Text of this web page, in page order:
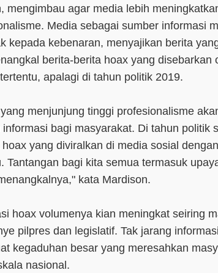
mengimbau agar media lebih
Media sebagai sumber informasi
kepada kebenaran, menyajikan berita
berita-berita hoax yang disebarkan
apalagi di tahun politik 2019.
menjunjung tinggi profesionalisme
informasi bagi masyarakat. Di tahun politik
hoax yang diviralkan di media sosial
Tantangan bagi kita semua termasuk
kata Mardison.
hoax volumenya kian meningkat seiring
pilpres dan legislatif. Tak jarang
kegaduhan besar yang meresahkan
nasional.